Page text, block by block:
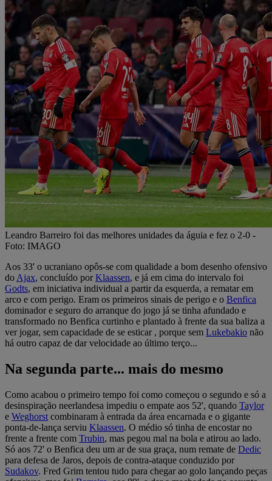
Leandro Barreiro foi das melhores unidades da águia e fez o 2-0 -
Foto: IMAGO
Aos 33' o ucraniano opôs-se com qualidade a bom desenho ofensivo
do Ajax, concluído porKlaassen, e já em cima do intervalo foi
Godts, em iniciativa individual a partir da esquerda, a rematar em
arco e com perigo. Eram os primeiros sinais de perigo e o Benfica
dominador e seguro do arranque do jogo já se tinha afundado e
transformado no Benfica curtinho e plantado à frente da sua baliza a
ver jogar, sem capacidade de se esticar , porque sem Lukebakio não
há outro capaz de dar velocidade ao último terço...
Na segunda parte... mais do mesmo
Como acabou o primeiro tempo foi como começou o segundo e só a
desinspiração neerlandesa impediu o empate aos 52', quando Taylor
e Weghorst combinaram à entrada da área encarnada e o gigante
ponta-de-lança serviu Klaassen. O médio só tinha de encostar no
frente a frente com Trubin, mas pegou mal na bola e atirou ao lado.
Só aos 72' o Benfica deu um ar de sua graça, num remate de Dedic
para defesa de Jaros, depois de contra-ataque conduzido por
Sudakov. Fred Grim tentou tudo para chegar ao golo lançando peças